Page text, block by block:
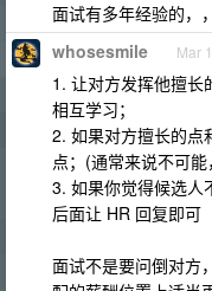
面试有多年经验的，
whosesmile Mar
1. 让对方发挥他擅长
相互学习；
2. 如果对方擅长的点
点；(通常来说不可
3. 如果你觉得候选人
后面让 HR 回复即可
面试不是要问倒对方